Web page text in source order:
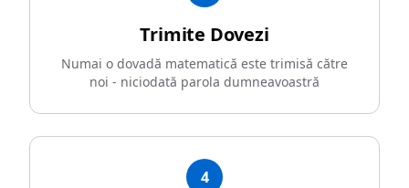
Trimite Dovezi
Numai o dovadă matematică este trimisă către
noi - niciodată parola dumneavoastră
4